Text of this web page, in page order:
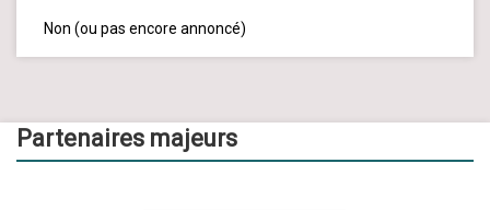
Non (ou pas encore annoncé)
Partenaires majeurs